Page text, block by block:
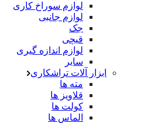
لوازم سوراخ کاری
لوازم جانبی
جک
قیچی
لوازم اندازه گیری
سایر
ابزار آلات تراشکاری
مته ها
قلاویز ها
کولت ها
الماس ها